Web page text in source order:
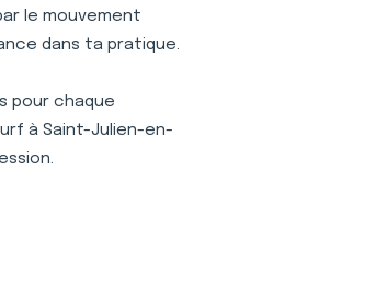
le mouvement
dans ta pratique.
pour chaque
à Saint-Julien-en-